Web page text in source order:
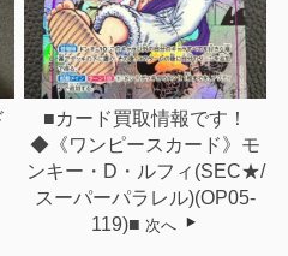
■カード買取情報です！
◆《ワンピースカード》モ
ンキー・D・ルフィ(SEC★/
スーパーパラレル)(OP05-
119)■ 次へ